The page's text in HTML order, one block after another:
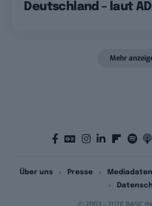
Deutschland – laut
Mehr
Über uns Presse Mediadaten